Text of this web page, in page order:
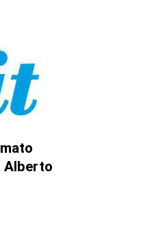
Alberto